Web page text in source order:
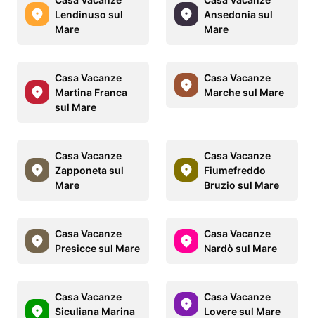
Lendinuso sul
Mare
Ansedonia sul
Mare
Casa Vacanze
Martina Franca
sul Mare
Casa Vacanze
Marche sul Mare
Casa Vacanze
Zapponeta sul
Mare
Casa Vacanze
Fiumefreddo
Bruzio sul Mare
Casa Vacanze
Presicce sul Mare
Casa Vacanze
Nardò sul Mare
Casa Vacanze
Siculiana Marina
Casa Vacanze
Lovere sul Mare